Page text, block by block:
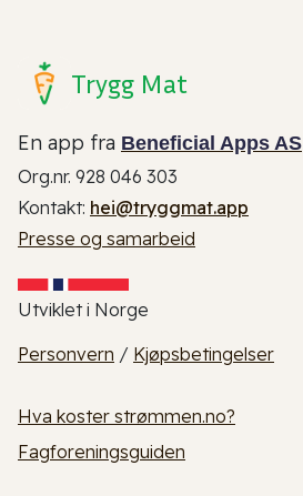
Trygg Mat
En app fra Beneficial Apps AS
Org.nr. 928 046 303
Kontakt: hei@tryggmat.app
Presse og samarbeid
Utviklet i Norge
Personvern / Kjøpsbetingelser
Hva koster strømmen.no?
Fagforeningsguiden